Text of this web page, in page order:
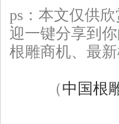
ps：本文仅供
迎一键分享到
根雕商机、最
（中国根